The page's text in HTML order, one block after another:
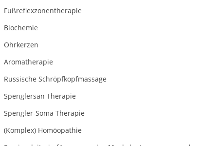
Fußreflexzonentherapie
Biochemie
Ohrkerzen
Aromatherapie
Russische Schröpfkopfmassage
Spenglersan Therapie
Spengler-Soma Therapie
(Komplex) Homöopathie